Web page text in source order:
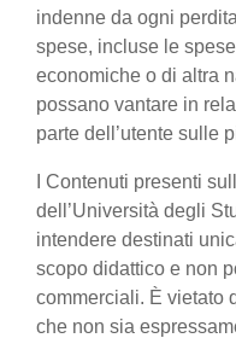
indenne da ogni
spese, incluse le
economiche o di altra
possano vantare in
parte dell’utente sulle
I Contenuti presenti
dell’Università degli
intendere destinati
scopo didattico e non
commerciali. È vietato
che non sia